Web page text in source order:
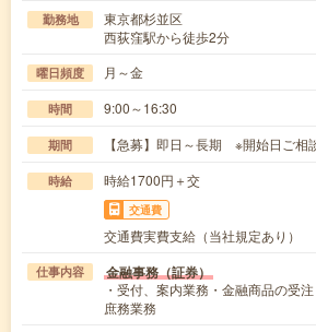
勤務地
東京都杉並区
西荻窪駅から徒歩2分
曜日頻度 月～金
時間 9:00～16:30
期間 【急募】即日～長期 ※開始日ご相
時給 時給1700円＋交
交通費
交通費実費支給（当社規定あり）
仕事内容 金融事務（証券）
・受付、案内業務・金融商品の受
庶務業務